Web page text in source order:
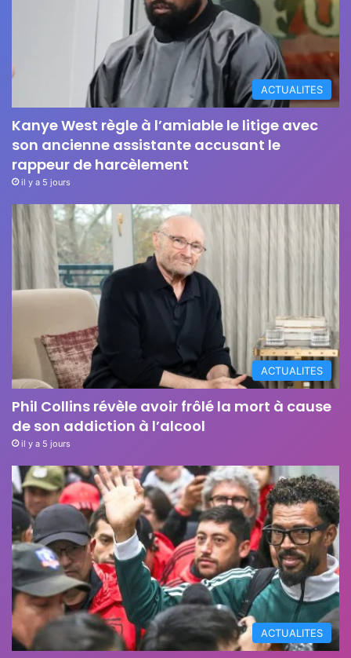
ACTUALITES
Kanye West règle à l’amiable le litige avec
son ancienne assistante accusant le
rappeur de harcèlement
il y a 5 jours
ACTUALITES
Phil Collins révèle avoir frôlé la mort à cause
de son addiction à l’alcool
il y a 5 jours
ACTUALITES